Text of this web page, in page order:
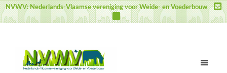
Door
naar
inhoud
Spring
naar
sidebar
Spring
naar
NVWV: Nederlands-Vlaamse vereniging voor Weide- en Voederbouw